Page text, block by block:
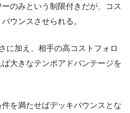
のみという制限付きだが、コス
ウンスさせられる。
に加え、相手の高コストフォロ
大きなテンポアドバンテージを
件を満たせばデッキバウンスとな